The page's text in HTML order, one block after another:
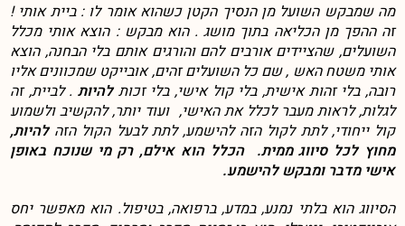
מה שמבקש השועל מן הנסיך הקטן כשהוא אומר לו : ביית אותי !
זה ההפך מן הכליאה בתוך מושג . הוא מבקש : הוצא אותי מכלל
השועלים, שהציידים אורבים להם והורגים אותם בלי הבחנה, הוצא
אותי משטח האש , שם כל השועלים זהים, אובייקט שמכוונים אליו
רובה, בלי זהות אישית, בלי קול אישי, בלי זכותלהיות . לביית, זה
לגלות, לראות מעבר לכלל את האישי, ועוד יותר, להקשיב ולשמוע
קול ייחודי, לתת לקול הזה להישמע, לתת לבעל הקול הזהלהיות,
מחוץ לכל סיווג ממית. הכלל הוא אילם, רק מי שנוכח באופן
אישי מדבר ומבקש להישמע.
הסיווג הוא בלתי נמנע, במדע, ברפואה, בטיפול. הוא מאפשר יחס